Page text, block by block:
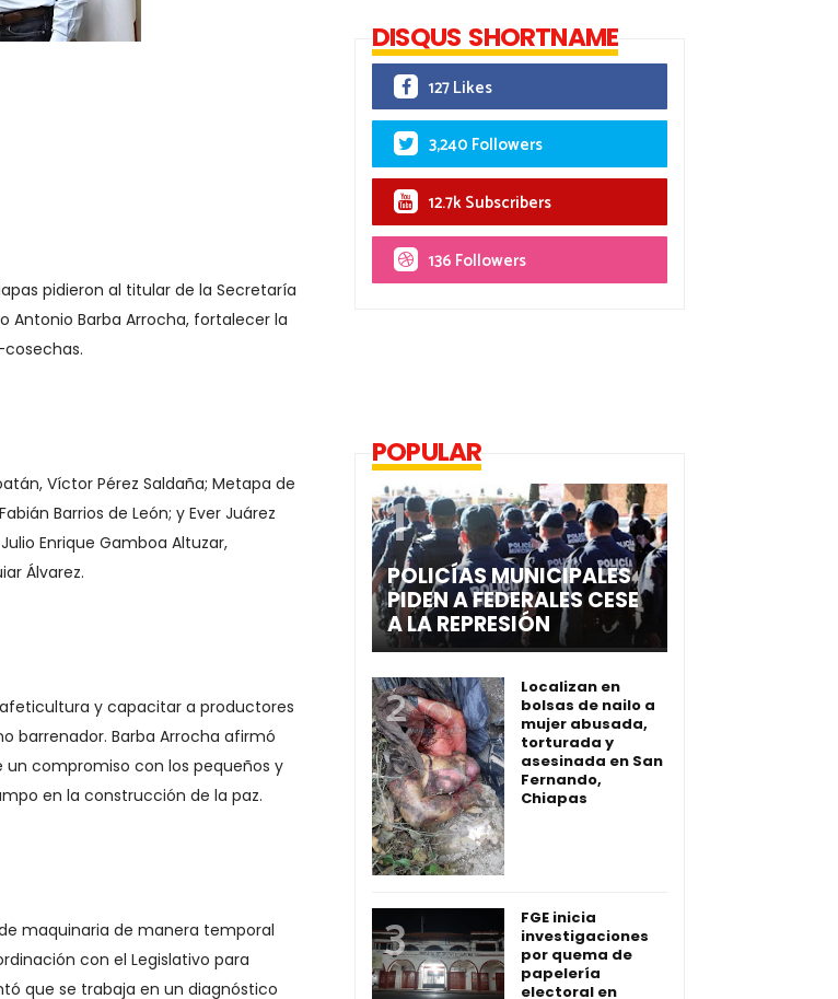
pidieron al titular de la Secretaría
Antonio Barba Arrocha, fortalecer la
Víctor Pérez Saldaña; Metapa de
Barrios de León; y Ever Juárez
Enrique Gamboa Altuzar,
Álvarez.
y capacitar a productores
barrenador. Barba Arrocha afirmó
un compromiso con los pequeños y
en la construcción de la paz.
maquinaria de manera temporal
con el Legislativo para
que se trabaja en un diagnóstico
DISQUS SHORTNAME
127 Likes
3,240 Followers
12.7k Subscribers
136 Followers
POPULAR
POLICÍAS MUNICIPALES
PIDEN A FEDERALES CESE
A LA REPRESIÓN
Localizan en
bolsas de nailo a
mujer abusada,
torturada y
asesinada en San
Fernando,
Chiapas
FGE inicia
investigaciones
por quema de
papelería
electoral en